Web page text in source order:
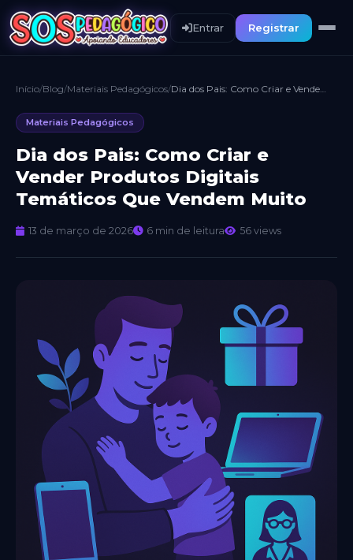
Entrar Registrar
Início/Blog/Materiais Pedagógicos/ Dia dos Pais: Como Criar e Vender Produtos Digitais Temáticos Que Vendem Muito
Materiais Pedagógicos
Dia dos Pais: Como Criar e
Vender Produtos Digitais
Temáticos Que Vendem Muito
13 de março de 2026 6 min de leitura 56 views